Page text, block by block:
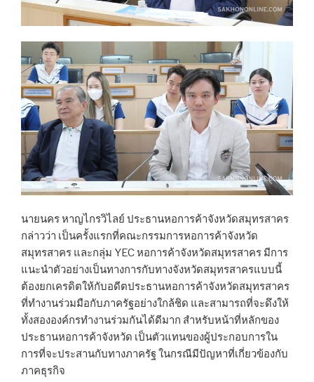
นายนคร หาญไกรวิไลย์ ประธานหอการค้าจังหวัดสมุทรสาคร
กล่าวว่า เป็นครั้งแรกที่คณะกรรมการหอการค้าจังหวัด
สมุทรสาคร และกลุ่ม YEC หอการค้าจังหวัดสมุทรสาคร มีการ
แนะนำตัวอย่างเป็นทางการกับทางจังหวัดสมุทรสาครแบบนี้
ต้องยกเครดิตให้กับอดีตประธานหอการค้าจังหวัดสมุทรสาคร
ที่ทำงานร่วมมือกับภาครัฐอย่างใกล้ชิด และสามารถที่จะดึงให้
ทั้งสององค์กรทำงานร่วมกันได้ดีมาก สำหรับหน้าที่หลักของ
ประธานหอการค้าจังหวัด เป็นตัวแทนของผู้ประกอบการใน
การที่จะประสานกับทางภาครัฐ ในกรณีมีปัญหาที่เกี่ยวข้องกับ
ภาคธุรกิจ